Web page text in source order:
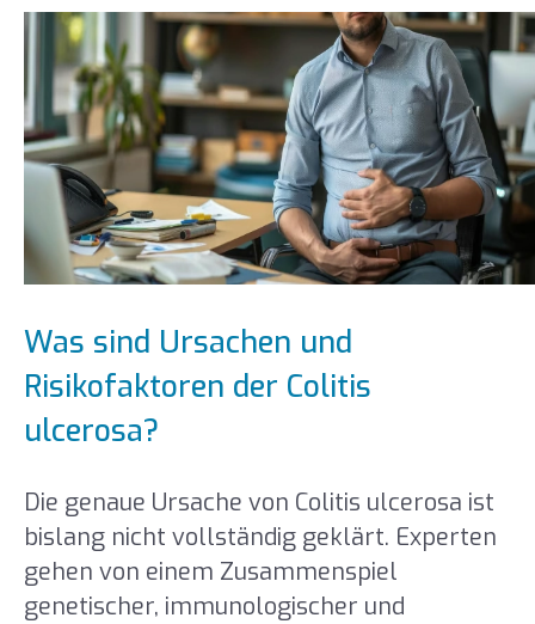
Was sind Ursachen und
Risikofaktoren der Colitis
ulcerosa?
Die genaue Ursache von Colitis ulcerosa ist
bislang nicht vollständig geklärt. Experten
gehen von einem Zusammenspiel
genetischer, immunologischer und